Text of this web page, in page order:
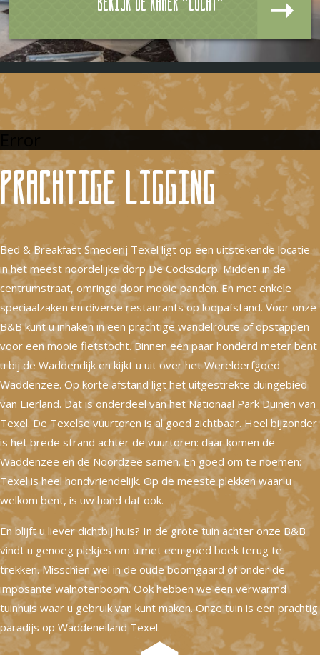
Prachtige ligging
Bed & Breakfast Smederij Texel ligt op een uitstekende locatie
in het meest noordelijke dorp De Cocksdorp. Midden in de
centrumstraat, omringd door mooie panden. En met enkele
speciaalzaken en diverse restaurants op loopafstand. Voor onze
B&B kunt u inhaken in een prachtige wandelroute of opstappen
voor een mooie fietstocht. Binnen een paar honderd meter bent
u bij de Waddendijk en kijkt u uit over het Werelderfgoed
Waddenzee. Op korte afstand ligt het uitgestrekte duingebied
van Eierland. Dat is onderdeel van het Nationaal Park Duinen van
Texel. De Texelse vuurtoren is al goed zichtbaar. Heel bijzonder
is het brede strand achter de vuurtoren: daar komen de
Waddenzee en de Noordzee samen. En goed om te noemen:
Texel is heel hondvriendelijk. Op de meeste plekken waar u
welkom bent, is uw hond dat ook.
En blijft u liever dichtbij huis? In de grote tuin achter onze B&B
vindt u genoeg plekjes om u met een goed boek terug te
trekken. Misschien wel in de oude boomgaard of onder de
imposante walnotenboom. Ook hebben we een verwarmd
tuinhuis waar u gebruik van kunt maken. Onze tuin is een prachtig
paradijs op Waddeneiland Texel.